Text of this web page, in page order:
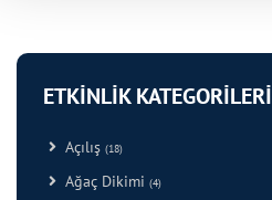
ETKİNLİK KATEGORİLERİ
Açılış (18)
Ağaç Dikimi (4)